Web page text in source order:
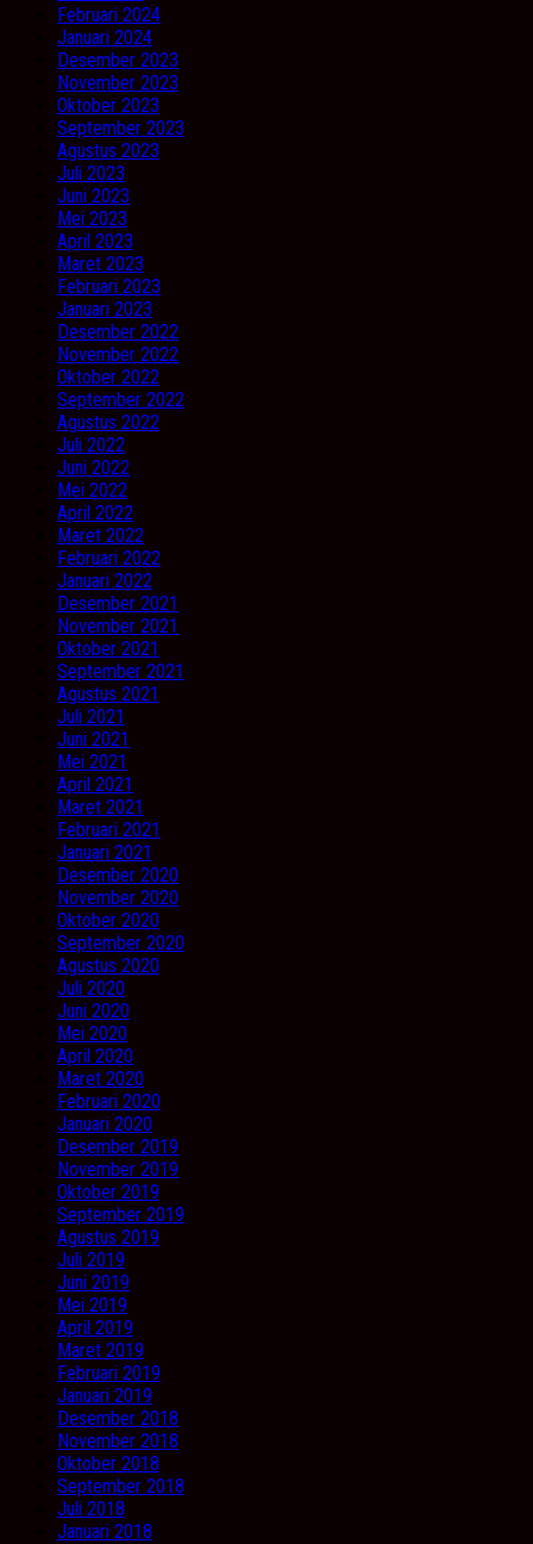
Februari 2024
Januari 2024
Desember 2023
November 2023
Oktober 2023
September 2023
Agustus 2023
Juli 2023
Juni 2023
Mei 2023
April 2023
Maret 2023
Februari 2023
Januari 2023
Desember 2022
November 2022
Oktober 2022
September 2022
Agustus 2022
Juli 2022
Juni 2022
Mei 2022
April 2022
Maret 2022
Februari 2022
Januari 2022
Desember 2021
November 2021
Oktober 2021
September 2021
Agustus 2021
Juli 2021
Juni 2021
Mei 2021
April 2021
Maret 2021
Februari 2021
Januari 2021
Desember 2020
November 2020
Oktober 2020
September 2020
Agustus 2020
Juli 2020
Juni 2020
Mei 2020
April 2020
Maret 2020
Februari 2020
Januari 2020
Desember 2019
November 2019
Oktober 2019
September 2019
Agustus 2019
Juli 2019
Juni 2019
Mei 2019
April 2019
Maret 2019
Februari 2019
Januari 2019
Desember 2018
November 2018
Oktober 2018
September 2018
Juli 2018
Januari 2018